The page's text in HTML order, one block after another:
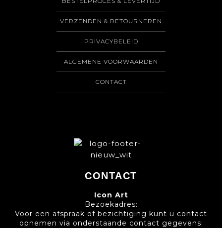
VERZENDEN & RETOURNEREN
PRIVACYBELEID
ALGEMENE VOORWAARDEN
CONTACT
CONTACT
Icon Art
Bezoekadres:
Voor een afspraak of bezichtiging kunt u contact
opnemen via onderstaande contact gegevens: